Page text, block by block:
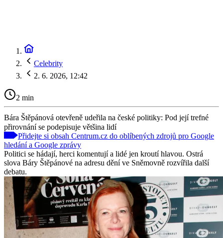
Celebrity
2. 6. 2026, 12:42
2 min
Bára Štěpánová otevřeně udeřila na české politiky: Pod její trefné
přirovnání se podepisuje většina lidí
Přidejte si obsah Centrum.cz do oblíbených zdrojů pro Google
hledání a Google zprávy
Politici se hádají, herci komentují a lidé jen kroutí hlavou. Ostrá
slova Báry Štěpánové na adresu dění ve Sněmovně rozvířila další
debatu.